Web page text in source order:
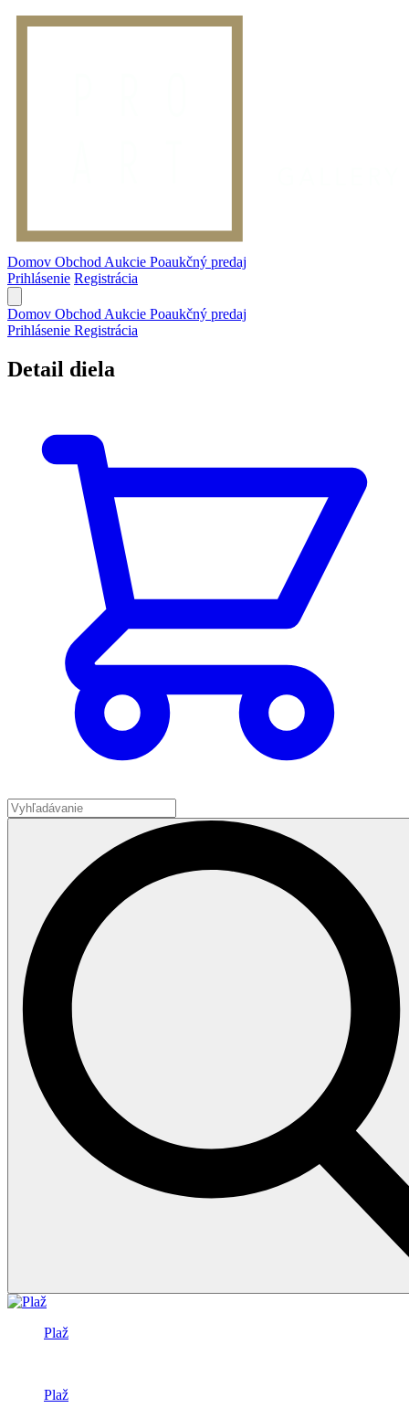
Domov Obchod Aukcie Poaukčný predaj
Prihlásenie Registrácia
Domov Obchod Aukcie Poaukčný predaj
Prihlásenie Registrácia
Detail diela
Plaž
Plaž